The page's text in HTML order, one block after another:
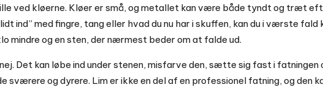
ved kløerne. Kløer er små, og metallet kan være både tyndt og træt
ind” med fingre, tang eller hvad du nu har i skuffen, kan du i værste fald
mindre og en sten, der nærmest beder om at falde ud.
Det kan løbe ind under stenen, misfarve den, sætte sig fast i fatningen
sværere og dyrere. Lim er ikke en del af en professionel fatning, og den